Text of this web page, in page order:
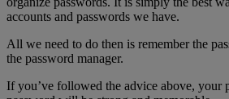
accounts and passwords we have.
All we need to do then is remember the
the password manager.
If you’ve followed the advice above, your